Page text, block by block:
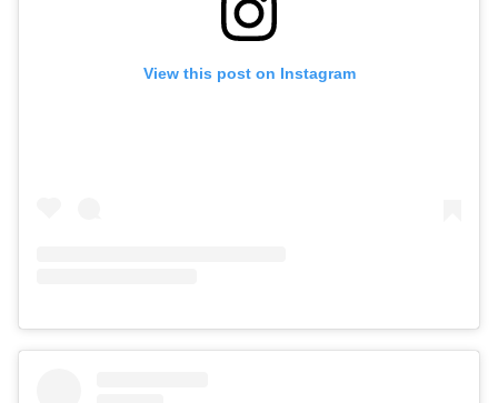
View this post on Instagram